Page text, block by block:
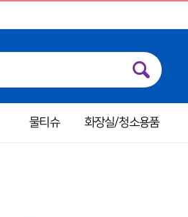
물티슈 화장실/청소용품